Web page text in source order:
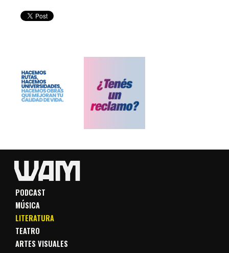
PODCAST
MÚSICA
LITERATURA
TEATRO
ARTES VISUALES